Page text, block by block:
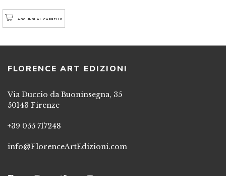
AGGIUNGI AL CARRELLO
FLORENCE ART EDIZIONI
Via Duccio da Buoninsegna, 35
50143 Firenze
+39 055 717248
info@FlorenceArtEdizioni.com